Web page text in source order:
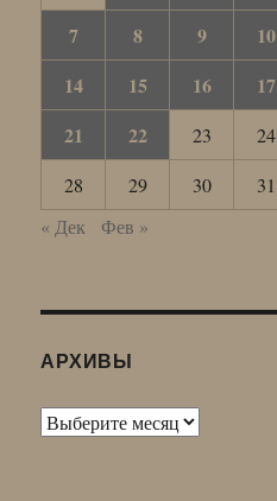
7 8 9 10
14
15 16 17
21
22 23 24
28
29 30
31
« Дек
Фев »
АРХИВЫ
Архивы